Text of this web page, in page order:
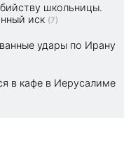
школьницы.
иск (7)
удары по Ирану
в кафе в Иерусалиме